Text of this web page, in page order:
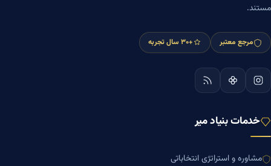
مستند.
مرجع معتبر +۳۰ سال تجربه
خدمات بنیاد میر
مشاوره و استراتژی انتخاباتی